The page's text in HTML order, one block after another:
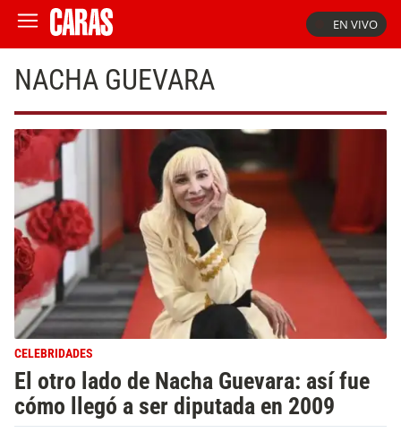
EN VIVO
NACHA GUEVARA
CELEBRIDADES
El otro lado de Nacha Guevara: así fue
cómo llegó a ser diputada en 2009